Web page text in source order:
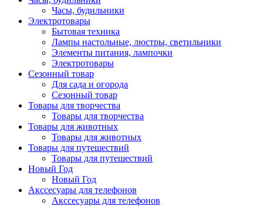
Часы, будильники
Электротовары
Бытовая техника
Лампы настольные, люстры, светильники
Элементы питания, лампочки
Электротовары
Сезонный товар
Для сада и огорода
Сезонный товар
Товары для творчества
Товары для творчества
Товары для животных
Товары для животных
Товары для путешествий
Товары для путешествий
Новый Год
Новый Год
Акссесуары для телефонов
Акссесуары для телефонов